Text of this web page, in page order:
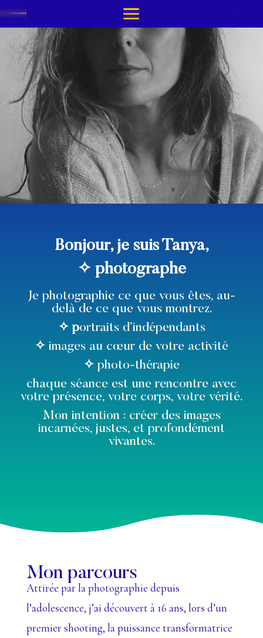
Bonjour, je suis Tanya,
✧ photographe
Je photographie ce que vous êtes, au-
delà de ce que vous montrez.
✧ portraits d’indépendants
✧ images au cœur de votre activité
✧ photo-thérapie
chaque séance est une rencontre avec
votre présence, votre corps, votre vérité.
Mon intention : créer des images
incarnées, justes, et profondément
vivantes.
Mon parcours
Attirée par la photographie depuis
l’adolescence, j’ai découvert à 16 ans, lors d’un
premier shooting, la puissance transformatrice